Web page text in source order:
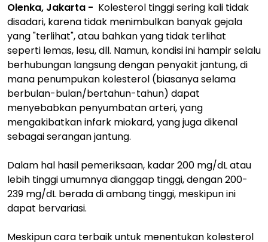
Olenka, Jakarta - Kolesterol tinggi sering kali tidak
disadari, karena tidak menimbulkan banyak gejala
yang "terlihat", atau bahkan yang tidak terlihat
seperti lemas, lesu, dll. Namun, kondisi ini hampir selalu
berhubungan langsung dengan penyakit jantung, di
mana penumpukan kolesterol (biasanya selama
berbulan-bulan/bertahun-tahun) dapat
menyebabkan penyumbatan arteri, yang
mengakibatkan infark miokard, yang juga dikenal
sebagai serangan jantung.
Dalam hal hasil pemeriksaan, kadar 200 mg/dL atau
lebih tinggi umumnya dianggap tinggi, dengan 200-
239 mg/dL berada di ambang tinggi, meskipun ini
dapat bervariasi.
Meskipun cara terbaik untuk menentukan kolesterol